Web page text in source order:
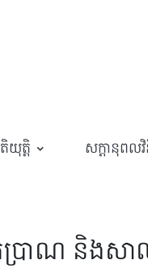
យុត្តិ សក្តានុពល
ប្រាណ និងសា